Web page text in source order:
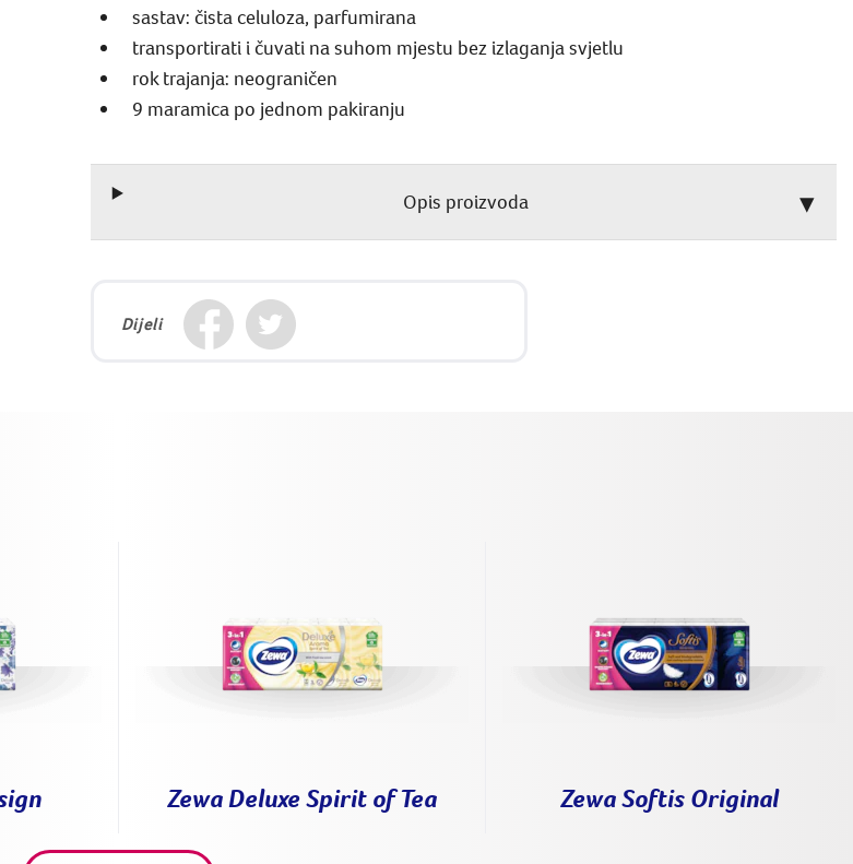
sastav: čista celuloza, parfumirana
transportirati i čuvati na suhom mjestu bez izlaganja svjetlu
rok trajanja: neograničen
9 maramica po jednom pakiranju
Opis proizvoda
Dijeli
Zewa Deluxe Spirit of Tea Zewa Softis Original